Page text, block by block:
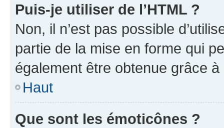
Puis-je utiliser de l’HTML ?
Non, il n’est pas possible
partie de la mise en forme qui
également être obtenue grâce à
Haut
Que sont les émoticônes ?